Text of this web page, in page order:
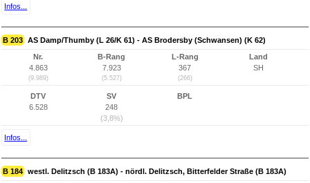
Infos...
B 203 AS Damp/Thumby (L 26/K 61) - AS Brodersby (Schwansen) (K 62)
Nr.
4.863
(9.989)
B-Rang
7.923
(5.527)
L-Rang
367
(266)
Land
SH
DTV
6.528
SV
248
(3,8%)
BPL
Infos...
B 184 westl. Delitzsch (B 183A) - nördl. Delitzsch, Bitterfelder Straße (B 183A)